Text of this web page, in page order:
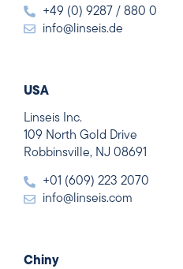
+49 (0) 9287 / 880 0
info@linseis.de
USA
Linseis Inc.
109 North Gold Drive
Robbinsville, NJ 08691
+01 (609) 223 2070
info@linseis.com
Chiny